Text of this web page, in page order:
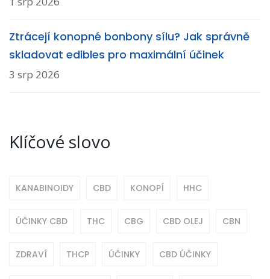
Ztrácejí konopné bonbony sílu? Jak správně
skladovat edibles pro maximální účinek
3 srp 2026
Klíčové slovo
KANABINOIDY CBD KONOPÍ HHC
ÚČINKY CBD THC CBG CBD OLEJ CBN
ZDRAVÍ THCP ÚČINKY CBD ÚČINKY